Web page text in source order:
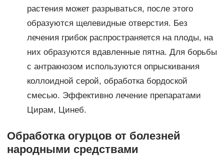
растения может разрываться, после этого
образуются щелевидные отверстия. Без
лечения грибок распространяется на плоды, на
них образуются вдавленные пятна. Для борьбы
с антракнозом используются опрыскивания
коллоидной серой, обработка бордоской
смесью. Эффективно лечение препаратами
Цирам, Цинеб.
Обработка огурцов от болезней
народными средствами